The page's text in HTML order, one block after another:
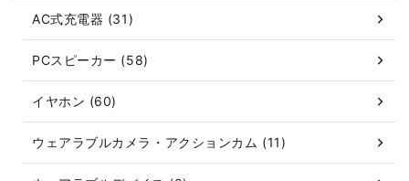
AC式充電器 (31)
PCスピーカー (58)
イヤホン (60)
ウェアラブルカメラ・アクションカム (11)